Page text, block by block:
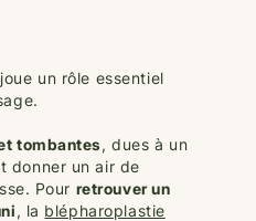
un rôle essentiel
tombantes, dues à un
donner un air de
Pour retrouver un
, la blépharoplastie